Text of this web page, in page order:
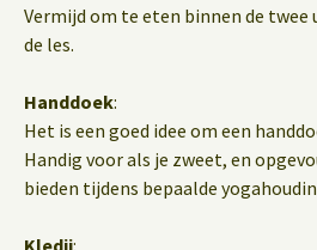
Vermijd om te eten binnen de twee
de les.
Handdoek:
Het is een goed idee om een
Handig voor als je zweet, en
bieden tijdens bepaalde
Kledij: